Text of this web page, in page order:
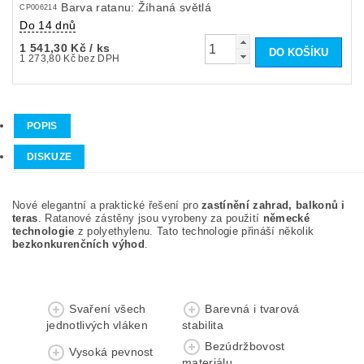
CP006214
Barva ratanu: Žíhaná světlá
Do 14 dnů
1 541,30 Kč/ ks
1 273,80 Kč bez DPH
POPIS
DISKUZE
Nové elegantní a praktické řešení prozastínění zahrad, balkonů i
teras . Ratanové zástěny jsou vyrobeny za použití německé
technologie z polyethylenu. Tato technologie přináší několik
bezkonkurenčních výhod
Svaření všech
jednotlivých vláken
Barevná i tvarová
stabilita
Vysoká pevnost
Bezúdržbovost